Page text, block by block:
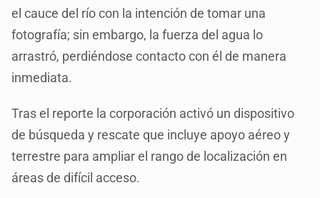
el cauce del río con la intención de tomar una
fotografía; sin embargo, la fuerza del agua lo
arrastró, perdiéndose contacto con él de manera
inmediata.
Tras el reporte la corporación activó un dispositivo
de búsqueda y rescate que incluye apoyo aéreo y
terrestre para ampliar el rango de localización en
áreas de difícil acceso.